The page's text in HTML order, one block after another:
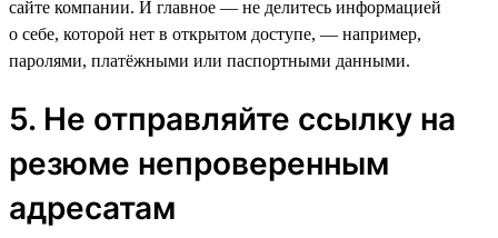
сайте компании. И главное — не делитесь информацией
о себе, которой нет в открытом доступе, — например,
паролями, платёжными или паспортными данными.
5. Не отправляйте ссылку на
резюме непроверенным
адресатам